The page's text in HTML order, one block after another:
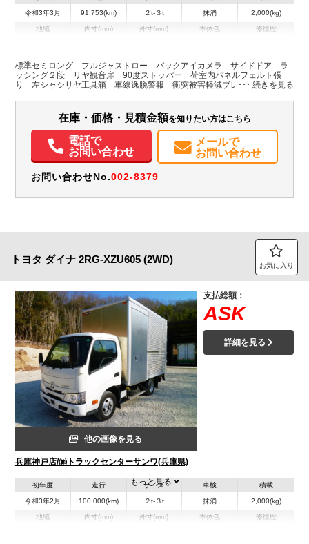
令和3年3月 91,753(km) ２t-３t 抹消 2,000(kg)
地域 内寸(mm)
H:2,120
外寸(mm)
H:3,010
本体色 修復歴
装備情報
バックモニター 取扱説明書（一部含む）
標準セミロング フルジャストロー バックアイカメラ サイドドア ラ
ッシング２段 リヤ観音扉 90度ストッパー 荷室内パネルフェルト張
り 左シャシリヤ工具箱 車線逸脱警報 衝突被害軽減ブレーキ ＊
ッカー跡ｸﾘｱ一部剥げ
在庫・価格・見積金額を知りたい方はこちら
電話で
お問い合わせ
メールで
お問い合わせ
お問い合わせNo.002-8379
トヨタ ダイナ 2RG-XZU605 (2WD) お気に入り
他の画像を見る
兵庫神戸店/㈱トラックセンターサンワ(兵庫県)
支払総額：
ASK
詳細を見る
初年度
令和3年2月
走行
100,000(km)
サイズ
２t-３t
車検
抹消
積載
2,000(kg)
地域 内寸(mm) 外寸(mm) 本体色 修復歴
もっと見る